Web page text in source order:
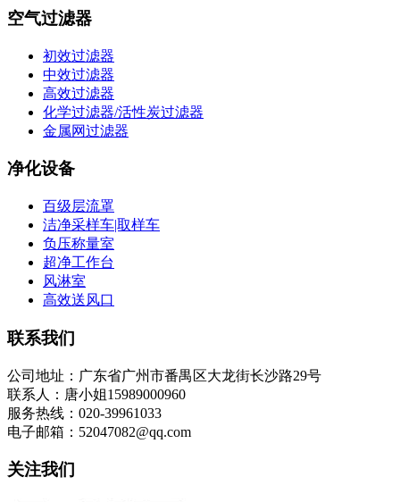
空气过滤器
初效过滤器
中效过滤器
高效过滤器
化学过滤器/活性炭过滤器
金属网过滤器
净化设备
百级层流罩
洁净采样车|取样车
负压称量室
超净工作台
风淋室
高效送风口
联系我们
公司地址：广东省广州市番禺区大龙街长沙路29号
联系人：唐小姐15989000960
服务热线：020-39961033
电子邮箱：52047082@qq.com
关注我们